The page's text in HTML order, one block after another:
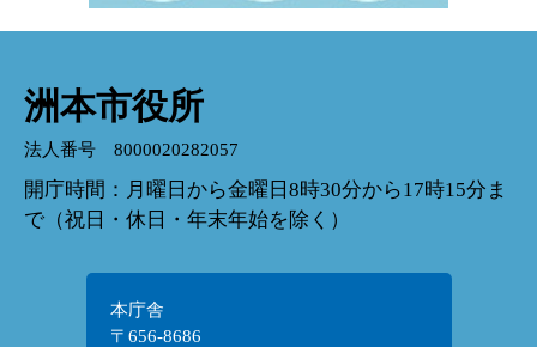
洲本市役所
法人番号 8000020282057
開庁時間：月曜日から金曜日8時30分から17時15分ま
で（祝日・休日・年末年始を除く）
本庁舎
〒656-8686